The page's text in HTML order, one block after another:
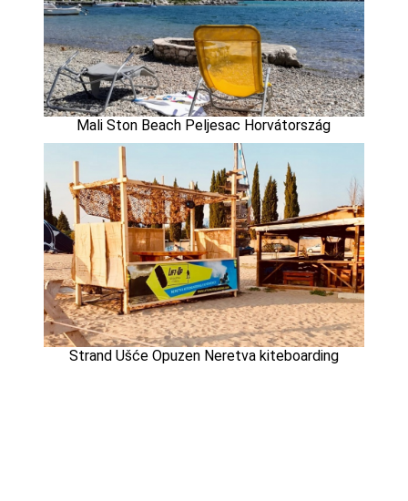
Mali Ston Beach Peljesac Horvátország
Strand Ušće Opuzen Neretva kiteboarding